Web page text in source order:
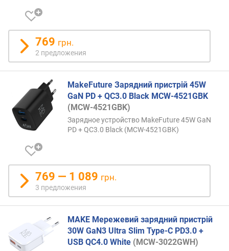
м
о
щ
н
о
с
ь
з
а
р
д
н
и
к
769 грн.
2 предложения
MakeFuture Зарядний пристрій 45W
GaN PD + QC3.0 Black MCW-4521GBK
(MCW-4521GBK)
Зарядное устройство MakeFuture 45W GaN
PD + QC3.0 Black (MCW-4521GBK)
769 — 1 089 грн.
3 предложения
MAKE Мережевий зарядний пристрій
30W GaN3 Ultra Slim Type-C PD3.0 +
USB QC4.0 White (MCW-3022GWH)